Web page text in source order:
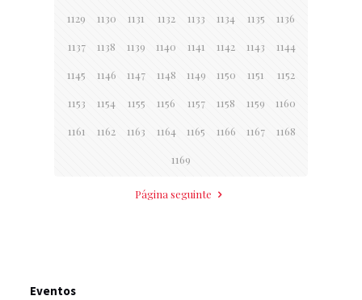
1129 1130 1131 1132 1133 1134 1135 1136
1137 1138 1139 1140 1141 1142 1143 1144
1145 1146 1147 1148 1149 1150 1151 1152
1153 1154 1155 1156 1157 1158 1159 1160
1161 1162 1163 1164 1165 1166 1167 1168
1169
Página seguinte
Eventos